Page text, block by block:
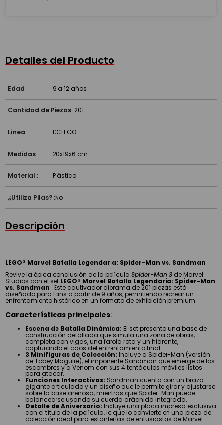
¿Es compatible con otros Lego?
Detalles del Producto
Edad : 9 a 12 años
Cantidad de Piezas :201
Línea : DCLEGO
Medidas : 20x19x6 cm.
Material : Plástico
¿Utiliza Pilas? :No
Descripción
LEGO® Marvel Batalla Legendaria: Spider-Man vs. Sandman
Revive la épica conclusión de la películaSpider-Man 3 de Marvel
Studios con el set LEGO® Marvel Batalla Legendaria: Spider-Man
vs. Sandman . Este cautivador diorama de 201 piezas está
diseñado para fans a partir de 9 años, permitiendo recrear un
enfrentamiento histórico en un formato de exhibición premium.
Características principales:
Escena de Batalla Dinámica: El set presenta una base de
construcción detallada que simula una zona de obras,
completa con vigas, una farola rota y un hidrante,
capturando el caos del enfrentamiento final.
3 Minifiguras de Colección: Incluye a Spider-Man (versión
de Tobey Maguire), el imponente Sandman que emerge de los
escombros y a Venom con sus 4 tentáculos móviles listos
para atacar.
Funciones Interactivas: Sandman cuenta con un brazo
gigante articulado y un diseño que le permite girar y ajustarse
sobre la base arenosa, mientras que Spider-Man puede
balancearse usando su cuerda arácnida integrada.
Detalle de Aniversario: Incluye una placa impresa exclusiva
con el título de la película, lo que lo convierte en una pieza de
colección ideal para estanterías de entusiastas de Marvel.